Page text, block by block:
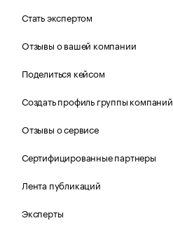
Стать экспертом
Отзывы о вашей компании
Поделиться кейсом
Создать профиль группы компаний
Отзывы о сервисе
Сертифицированные партнеры
Лента публикаций
Эксперты